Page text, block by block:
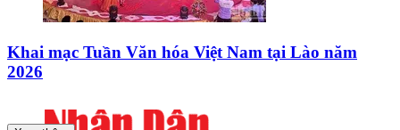
Khai mạc Tuần Văn hóa Việt Nam tại Lào năm
2026